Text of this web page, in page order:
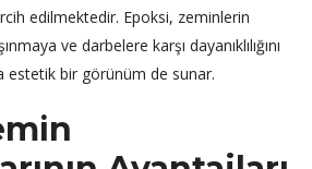
edilmektedir. Epoksi, zeminlerin
ve darbelere karşı dayanıklılığını
estetik bir görünüm de sunar.